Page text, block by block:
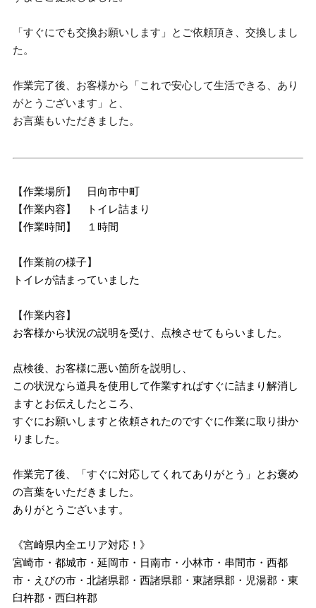
「すぐにでも交換お願いします」とご依頼頂き、交換しまし
た。
作業完了後、お客様から「これで安心して生活できる、あり
がとうございます」と、
お言葉もいただきました。
【作業場所】 日向市中町
【作業内容】 トイレ詰まり
【作業時間】 １時間
【作業前の様子】
トイレが詰まっていました
【作業内容】
お客様から状況の説明を受け、点検させてもらいました。
点検後、お客様に悪い箇所を説明し、
この状況なら道具を使用して作業すればすぐに詰まり解消し
ますとお伝えしたところ、
すぐにお願いしますと依頼されたのですぐに作業に取り掛か
りました。
作業完了後、「すぐに対応してくれてありがとう」とお褒め
の言葉をいただきました。
ありがとうございます。
《宮崎県内全エリア対応！》
宮崎市・都城市・延岡市・日南市・小林市・串間市・西都
市・えびの市・北諸県郡・西諸県郡・東諸県郡・児湯郡・東
臼杵郡・西臼杵郡